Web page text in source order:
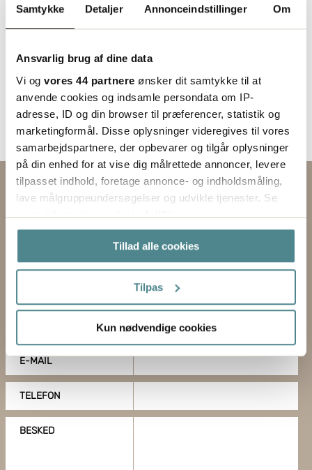
Samtykke Detaljer Annonceindstillinger Om
Ansvarlig brug af dine data
Vi og vores 44 partnere ønsker dit samtykke til at
anvende cookies og indsamle persondata om IP-
adresse, ID og din browser til præferencer, statistik og
marketingformål. Disse oplysninger videregives til vores
samarbejdspartnere, der opbevarer og tilgår oplysninger
på din enhed for at vise dig målrettede annoncer, levere
tilpasset indhold, foretage annonce- og indholdsmåling,
lave målgruppeundersøgelser og udvikle tjenester. Se
mere information underindstillingerog i vores
persondatapolitik. Du kan altid trække dit samtykke
tilbage eller ændre indstillinger fra vores
"Cookiedeklaration", eller ved at trykke på "Privacy
Hvis du tillader det, vil vi også gerne:
Indsamle præcise oplysninger om din placering,
Identificere din enhed baseret på en scanning af
dens unikke karakteristika (fingerprinting)
Dine valg anvendes på hele websitet.
Boxon bruger cookies til at optimere hjemmesidens
Tillad alle cookies
Tilpas
Kun nødvendige cookies
Kontakt os via formularen
EMNE
E-MAIL
TELEFON
BESKED